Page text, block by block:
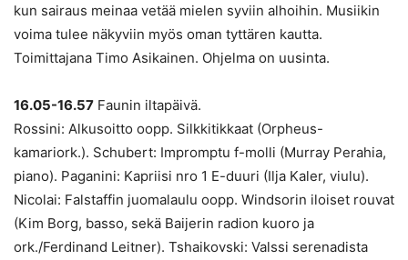
kun sairaus meinaa vetää mielen syviin alhoihin. Musiikin
voima tulee näkyviin myös oman tyttären kautta.
Toimittajana Timo Asikainen. Ohjelma on uusinta.
16.05-16.57 Faunin iltapäivä.
Rossini: Alkusoitto oopp. Silkkitikkaat (Orpheus-
kamariork.). Schubert: Impromptu f-molli (Murray Perahia,
piano). Paganini: Kapriisi nro 1 E-duuri (Ilja Kaler, viulu).
Nicolai: Falstaffin juomalaulu oopp. Windsorin iloiset rouvat
(Kim Borg, basso, sekä Baijerin radion kuoro ja
ork./Ferdinand Leitner). Tshaikovski: Valssi serenadista